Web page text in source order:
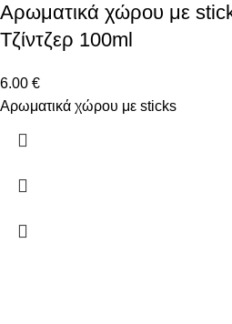
Αρωματικά χώρου με
Τζίντζερ 100ml
6.00 €
Αρωματικά χώρου με sticks